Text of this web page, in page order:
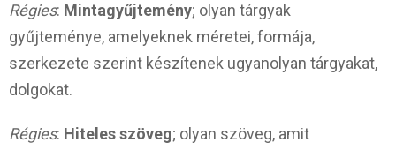
Régies: Mintagyűjtemény; olyan tárgyak
gyűjteménye, amelyeknek méretei, formája,
szerkezete szerint készítenek ugyanolyan tárgyakat,
dolgokat.
Régies: Hiteles szöveg; olyan szöveg, amit